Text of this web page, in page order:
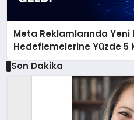
Meta Reklamlarında Yeni
Hedeflemelerine Yüzde 5
Son Dakika